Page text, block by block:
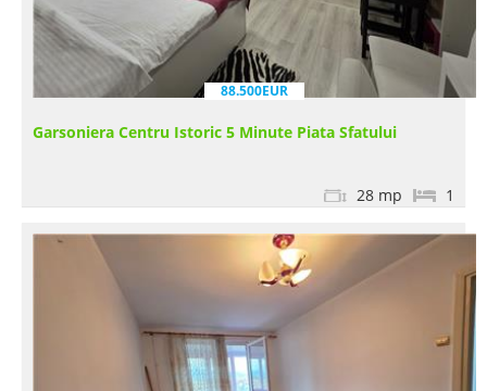
88.500EUR
Garsoniera Centru Istoric 5 Minute Piata Sfatului
1
28 mp